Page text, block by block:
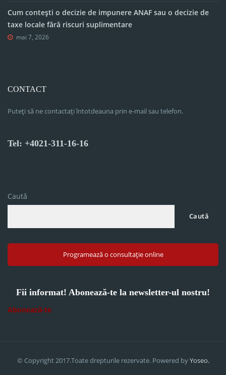
Cum contești o decizie de impunere ANAF sau o decizie de
taxe locale fără riscuri suplimentare
mai 7, 2026
CONTACT
Puteți să ne contactați întotdeauna prin e-mail sau telefon.
Tel: +4021-311-16-16
Caută
Caută
Programează o consultație online
Fii informat! Abonează-te la newsletter-ul nostru!
Abonează-te
© Copyright 2017.Toate drepturile rezervate. Powered byYoseo.